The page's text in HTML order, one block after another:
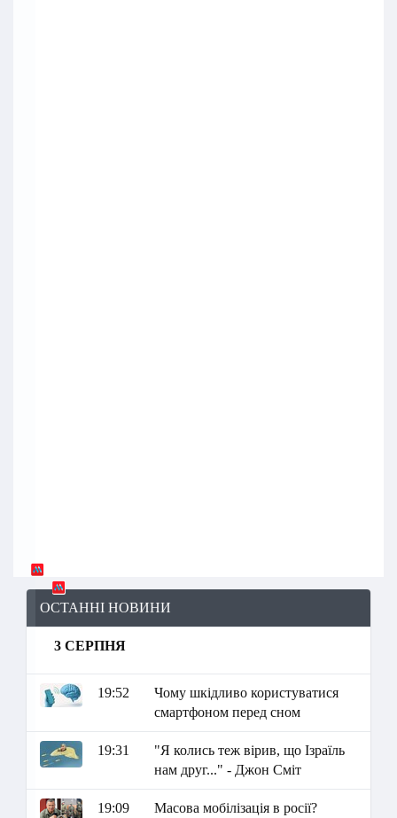
ОСТАННІ НОВИНИ
3 СЕРПНЯ
19:52
Чому шкідливо користуватися
смартфоном перед сном
19:31
"Я колись теж вірив, що Ізраїль
нам друг..." - Джон Сміт
19:09
Масова мобілізація в росії?